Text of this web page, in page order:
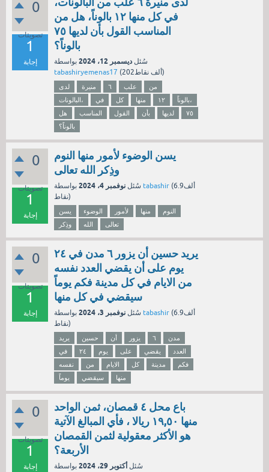
0
تصويتات
1
إجابة
في كل منها ١٢ بالوناً، هل من
المناسب القول بأن لديها ٧٥
بالوناً؟
سُئل ديسمبر 12، 2024
بواسطة
tabashiryemenas17 ( 202ألف نقاط)
لدى منيرة ٦ علب
من
البالونات،
في كل منها ١٢
بالوناً،
هل
المناسب القول بأن لديها
٧٥
بالوناً؟
0
تصويتات
1
إجابة
يسن الوضوء لأمور منها النوم
وذِكر الله تعالى
سُئل نوفمبر 4، 2024 tabashir (
6.9ألف
نقاط)
يسن الوضوء لأمور منها
النوم
وذِكر
الله تعالى
0
تصويتات
1
إجابة
يريد حسين أن يزور ٦ مدن في ٢٤
يوم على أن يقضي العدد نفسه
من الايام في كل مدينة فكم يوماً
سيقضي في كل منها
سُئل نوفمبر 3، 2024 tabashir (
6.9ألف
نقاط)
يريد حسين أن يزور ٦
مدن
في
٢٤ يوم على يقضي
العدد
نفسه
من الايام كل مدينة
فكم
يوماً
سيقضي منها
0
تصويتات
1
إجابة
باع محل ٤ قمصان، ثمن الواحد
منها ١٩,٥٠ ريالا ، فأي المبالغ الآتية
هو الأكثر معقولية لثمن القمصان
الأربعة؟
سُئل أكتوبر 29، 2024
بواسطة